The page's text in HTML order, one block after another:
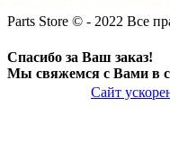
Parts Store © - 2022 Все
Спасибо за Ваш заказ!
Мы свяжемся с Вами в
Сайт